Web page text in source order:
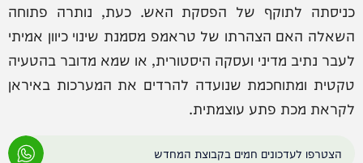
כניסתה לתוקף של הפסקת האש. כעת, נותרה פתוחה
השאלה האם הצהרתו של טראמפ מסמנת שינוי כיוון אמיתי
לעבר נתיב מדיני ועסקה היסטורית, או שמא מדובר בהטעיה
טקטית ומתוחכמת שנועדה להרדים את המערכות באיראן
לקראת מכת פתע עוצמתית.
הצטרפו לעדכונים חמים בקבוצת המחדש